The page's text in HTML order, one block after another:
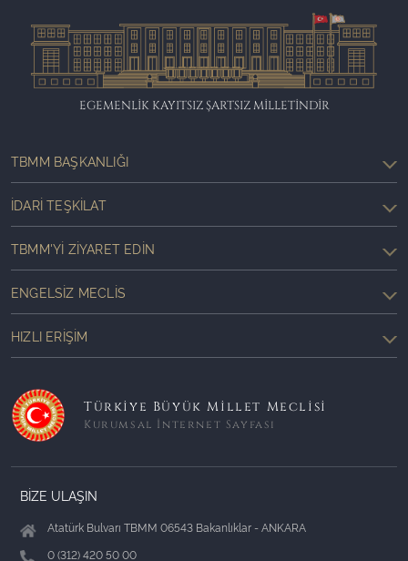
EGEMENLİK KAYITSIZ ŞARTSIZ MİLLETİNDİR
TBMM BAŞKANLIĞI
İDARI TEŞKILAT
TBMM'YI ZIYARET EDIN
ENGELSIZ MECLIS
HIZLI ERIŞIM
Türkiye Büyük Millet Meclisi
Kurumsal İnternet Sayfası
BİZE ULAŞIN
Atatürk Bulvarı TBMM 06543 Bakanlıklar - ANKARA
0 (312) 420 50 00